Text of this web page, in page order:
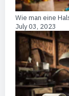
Wie man eine
July 03, 2023